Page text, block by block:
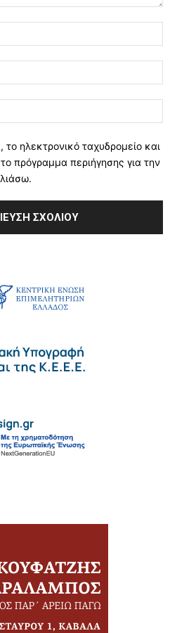
ηλεκτρονικό ταχυδρομείο και
πρόγραμμα περιήγησης για την